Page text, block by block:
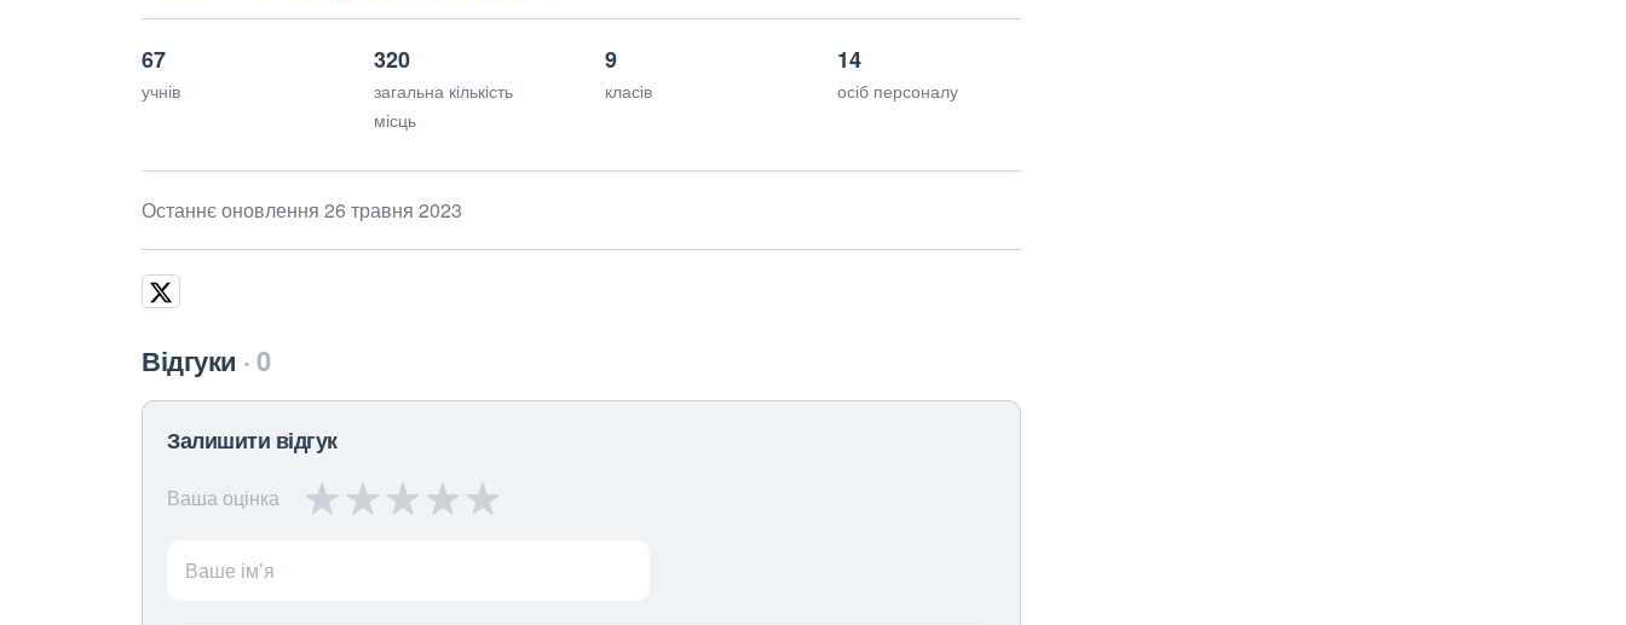
67
учнів
320
загальна кількість
місць
9
класів
14
осіб персоналу
Останнє оновлення 26 травня 2023
Відгуки 0
Залишити відгук
Ваша оцінка
Ваше ім’я